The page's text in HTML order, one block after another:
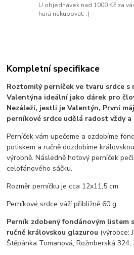
U objednávek nad 1000 Kč za
hurá nakupovat. :)
Kompletní specifikace
Roztomilý perníček ve tvaru srdce s
Valentýna ideální jako dárek pro
Nezáleží, jestli je Valentýn, První
perníkové srdce udělá radost vždy a
Perníček vám upečeme a ozdobíme
potiskem a ručně dozdobíme
výrobně. Následně hotový perníček
celofánového sáčku.
Rozměr perníčku je cca 12x11,5 cm.
Perníkové srdce váží přibližně 60 g.
Perník zdobený fondánovým listem
ručně královskou glazurou (výrobce:
Štěpánka Tomanová, Rožmberská 324,